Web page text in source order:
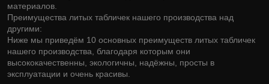
материалов.
Преимущества литых табличек нашего производства над
другими:
Ниже мы приведём 10 основных преимуществ литых табличек
нашего производства, благодаря которым они
высококачественны, экологичны, надёжны, просты в
эксплуатации и очень красивы.